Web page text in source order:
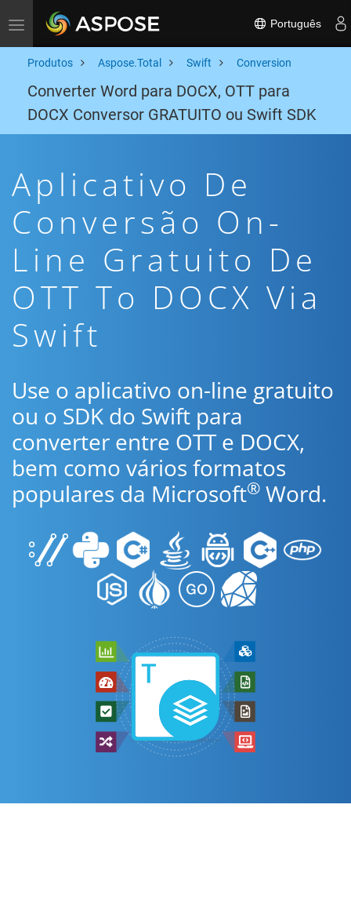
Toggle navigation Português
Produtos Aspose.Total Swift Conversion
Converter Word para DOCX, OTT para
DOCX Conversor GRATUITO ou Swift SDK
Aplicativo De
Conversão On-
Line Gratuito De
OTT To DOCX Via
Swift
Use o aplicativo on-line gratuito
ou o SDK do Swift para
converter entre OTT e DOCX,
bem como vários formatos
populares da Microsoft® Word.